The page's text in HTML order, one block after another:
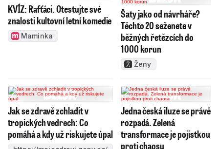
KVÍZ: Rafťáci. Otestujte své
znalosti kultovní letní komedie
Maminka
Šaty jako od návrháře?
Těchto 20 seženete v
běžných řetězcích do
1000 korun
Ženy
Jak se zdravě zchladit v
tropických vedrech: Co
pomáhá a kdy už riskujete úpal
Jedna česká iluze se právě
rozpadá. Zelená
transformace je pojistkou
proti chaosu